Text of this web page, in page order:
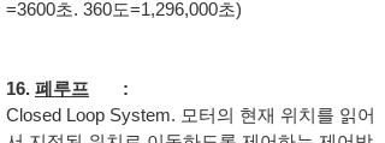
=3600초. 360도=1,296,000초)
16. 폐루프 :
Closed Loop System. 모터의 현재 위치를 읽어